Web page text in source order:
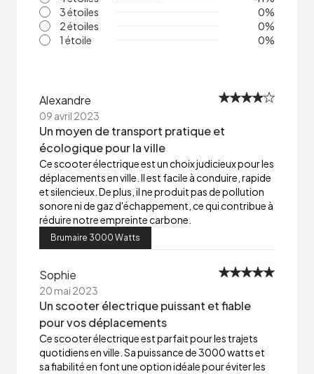
3 étoiles
0%
2 étoiles
0%
1 étoile
0%
Alexandre
09 avril 2023
Un moyen de transport pratique et
écologique pour la ville
Ce scooter électrique est un choix judicieux pour les
déplacements en ville. Il est facile à conduire, rapide
et silencieux. De plus, il ne produit pas de pollution
sonore ni de gaz d'échappement, ce qui contribue à
réduire notre empreinte carbone.
Brumaire 3000 Watts
Sophie
20 mai 2023
Un scooter électrique puissant et fiable
pour vos déplacements
Ce scooter électrique est parfait pour les trajets
quotidiens en ville. Sa puissance de 3000 watts et
sa fiabilité en font une option idéale pour éviter les